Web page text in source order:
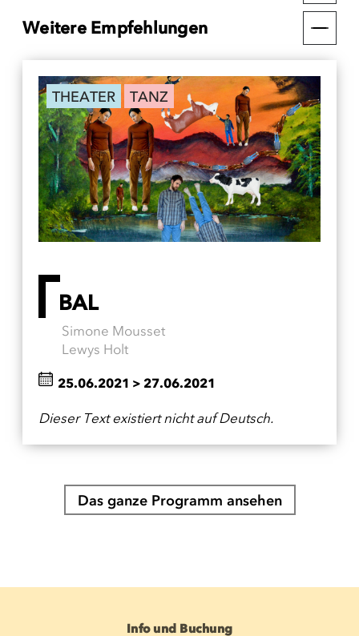
Weitere Empfehlungen
THEATER TANZ
BAL
Simone Mousset
Lewys Holt
Dieser Text existiert nicht auf Deutsch.
25.06.2021 > 27.06.2021
Das ganze Programm ansehen
Info und Buchung